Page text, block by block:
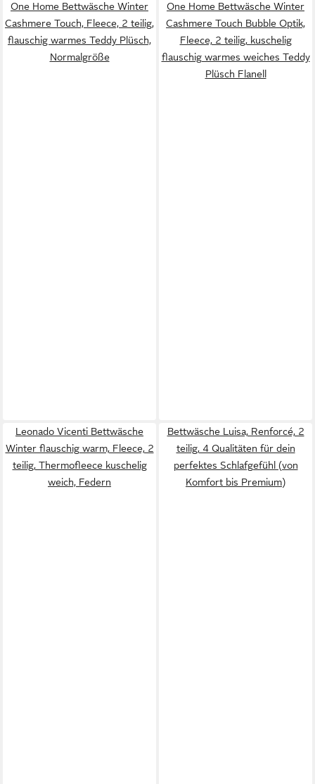
One Home Bettwäsche Winter
Cashmere Touch, Fleece, 2 teilig,
flauschig warmes Teddy Plüsch,
Normalgröße
One Home Bettwäsche Winter
Cashmere Touch Bubble Optik,
Fleece, 2 teilig, kuschelig
flauschig warmes weiches Teddy
Plüsch Flanell
Leonado Vicenti Bettwäsche
Winter flauschig warm, Fleece, 2
teilig, Thermofleece kuschelig
weich, Federn
Bettwäsche Luisa, Renforcé, 2
teilig, 4 Qualitäten für dein
perfektes Schlafgefühl (von
Komfort bis Premium)